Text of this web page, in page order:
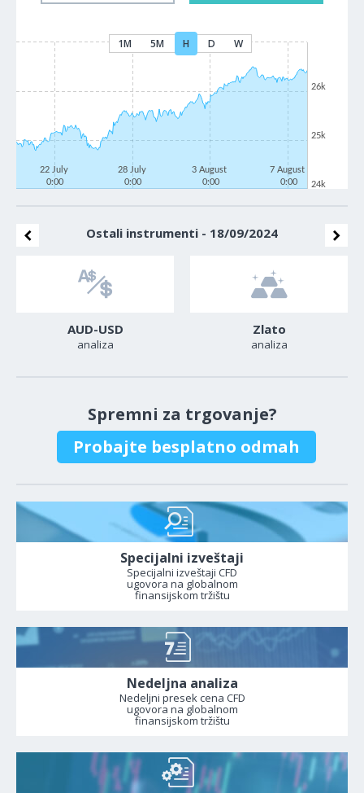
1M 5M H D W
22 July
0:00
28 July
0:00
3 August
0:00
7 August
0:00
24k
25k
26k
Ostali instrumenti - 18/09/2024
AUD-USD
analiza
Zlato
analiza
Spremni za trgovanje?
Probajte besplatno odmah
Specijalni izveštaji
Specijalni izveštaji CFD
ugovora na globalnom
finansijskom tržištu
Nedeljna analiza
Nedeljni presek cena CFD
ugovora na globalnom
finansijskom tržištu